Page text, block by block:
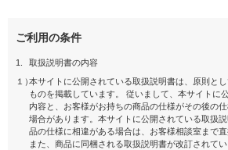
ご利用の条件
1.
取扱説明書の内容
１）本サイトに公開されている取扱説明書は、原則と
ものを掲載しています。 従いまして、本サイトに
内容と、お客様がお持ちの商品の仕様がその後の
場合があります。本サイトに公開されている取扱
品の仕様に相違がある場合は、お客様相談室まで直
また、商品に同梱される取扱説明書が改訂されて